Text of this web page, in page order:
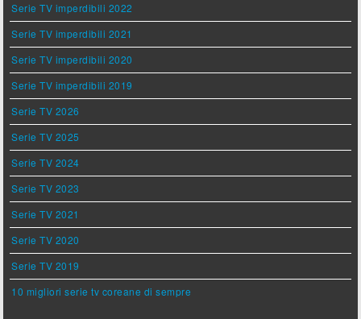
Serie TV imperdibili 2022
Serie TV imperdibili 2021
Serie TV imperdibili 2020
Serie TV imperdibili 2019
Serie TV 2026
Serie TV 2025
Serie TV 2024
Serie TV 2023
Serie TV 2021
Serie TV 2020
Serie TV 2019
10 migliori serie tv coreane di sempre